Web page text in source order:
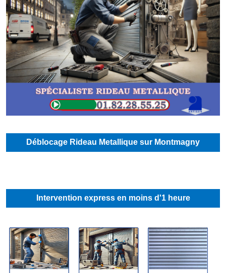
Déblocage Rideau Metallique sur Montmagny
Intervention express en moins d'1 heure